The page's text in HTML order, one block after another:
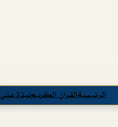
الرئيسيةالقرآن الكريمنبذة عني